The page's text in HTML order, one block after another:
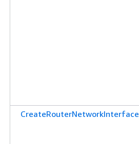
CreateRouterNetworkInterface